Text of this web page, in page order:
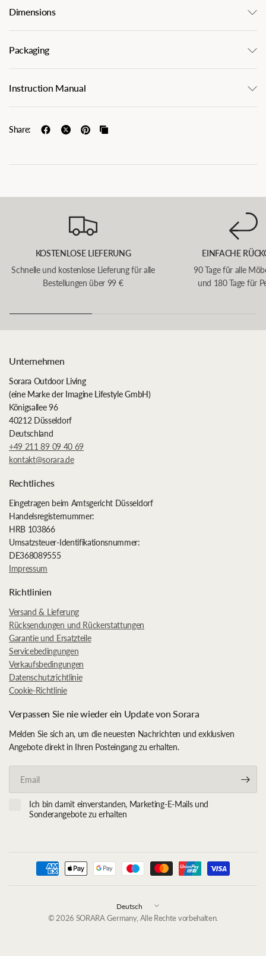
Dimensions
Packaging
Instruction Manual
Share:
KOSTENLOSE LIEFERUNG
Schnelle und kostenlose Lieferung für alle
Bestellungen über 99 €
EINFACHE
90 Tage für alle
und 180 Tage für
Unternehmen
Sorara Outdoor Living
(eine Marke der Imagine Lifestyle GmbH)
Königsallee 96
40212 Düsseldorf
Deutschland
+49 211 89 09 40 69
kontakt@sorara.de
Rechtliches
Eingetragen beim Amtsgericht Düsseldorf
Handelsregisternummer:
HRB 103866
Umsatzsteuer-Identifikationsnummer:
DE368089555
Impressum
Richtlinien
Versand & Lieferung
Rücksendungen und Rückerstattungen
Garantie und Ersatzteile
Servicebedingungen
Verkaufsbedingungen
Datenschutzrichtlinie
Cookie-Richtlinie
Verpassen Sie nie wieder ein Update von Sorara
Melden Sie sich an, um die neuesten Nachrichten und exklusiven
Angebote direkt in Ihren Posteingang zu erhalten.
Ich bin damit einverstanden, Marketing-E-Mails und
Sonderangebote zu erhalten
Land/Region
aktualisieren
© 2026 SORARA Germany, Alle Rechte vorbehalten.